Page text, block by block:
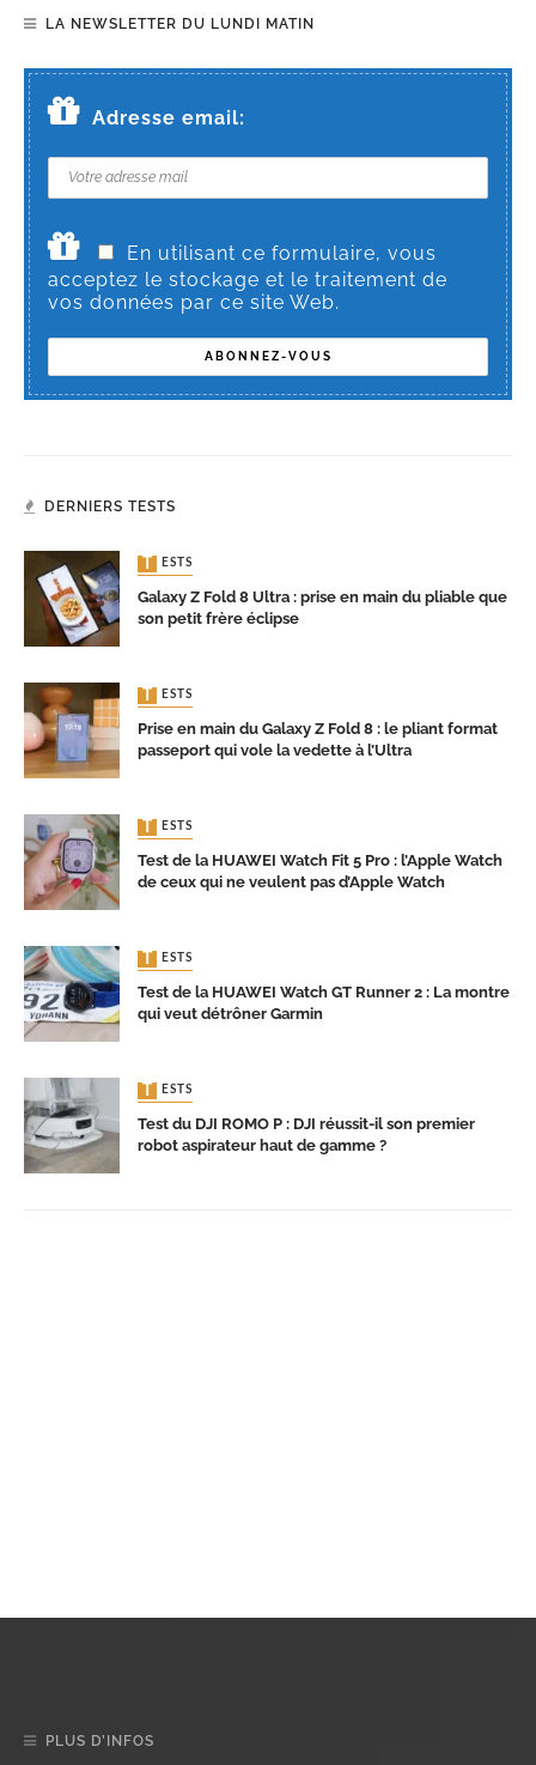
LA NEWSLETTER DU LUNDI MATIN
Adresse email:
En utilisant ce formulaire, vous
acceptez le stockage et le traitement de
vos données par ce site Web.
DERNIERS TESTS
TESTS
Galaxy Z Fold 8 Ultra : prise en main du pliable que
son petit frère éclipse
TESTS
Prise en main du Galaxy Z Fold 8 : le pliant format
passeport qui vole la vedette à l’Ultra
TESTS
Test de la HUAWEI Watch Fit 5 Pro : l’Apple Watch
de ceux qui ne veulent pas d’Apple Watch
TESTS
Test de la HUAWEI Watch GT Runner 2 : La montre
qui veut détrôner Garmin
TESTS
Test du DJI ROMO P : DJI réussit-il son premier
robot aspirateur haut de gamme ?
PLUS D’INFOS